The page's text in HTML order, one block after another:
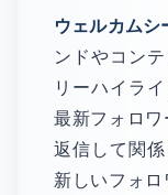
ウェルカムシ
ンドやコン
リーハイラ
最新フォロ
返信して関係
新しいフォ